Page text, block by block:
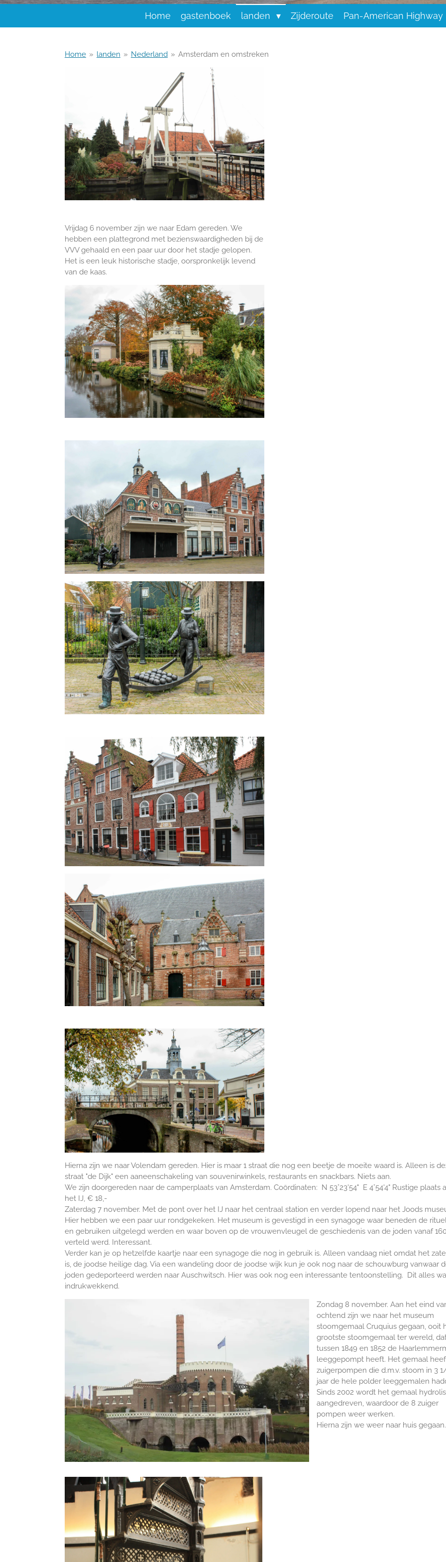
Home gastenboek landen Zijderoute Pan-American Highway
Home » landen » Nederland » Amsterdam en omstreken
Vrijdag 6 november zijn we naar Edam gereden. We
hebben een plattegrond met bezienswaardigheden bij de
VVV gehaald en een paar uur door het stadje gelopen.
Het is een leuk historische stadje, oorspronkelijk levend
van de kaas.
Hierna zijn we naar Volendam gereden. Hier is maar 1 straat die nog een beetje de moeite waard is. Alleen is
straat "de Dijk" een aaneenschakeling van souvenirwinkels, restaurants en snackbars. Niets aan.
We zijn doorgereden naar de camperplaats van Amsterdam. Coördinaten: N 53°23'54" E 4°54'4" Rustige plaats
het IJ, € 18,-
Zaterdag 7 november. Met de pont over het IJ naar het centraal station en verder lopend naar het Joods
Hier hebben we een paar uur rondgekeken. Het museum is gevestigd in een synagoge waar beneden de
en gebruiken uitgelegd werden en waar boven op de vrouwenvleugel de geschiedenis van de joden vanaf
verteld werd. Interessant.
Verder kan je op hetzelfde kaartje naar een synagoge die nog in gebruik is. Alleen vandaag niet omdat het
is, de joodse heilige dag. Via een wandeling door de joodse wijk kun je ook nog naar de schouwburg vanwaar
joden gedeporteerd werden naar Auschwitsch. Hier was ook nog een interessante tentoonstelling. Dit alles
indrukwekkend.
Zondag 8 november. Aan het eind
ochtend zijn we naar het museum
stoomgemaal Cruquius gegaan, ooit
grootste stoomgemaal ter wereld,
tussen 1849 en 1852 de
leeggepompt heeft. Het gemaal
zuigerpompen die d.m.v. stoom in 3
jaar de hele polder leeggemalen
Sinds 2002 wordt het gemaal
aangedreven, waardoor de 8 zuiger
pompen weer werken.
Hierna zijn we weer naar huis gegaan.